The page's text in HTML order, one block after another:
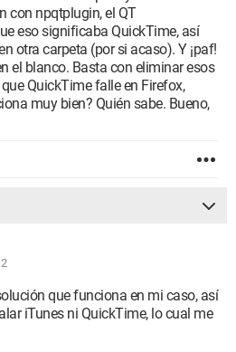
con npqtplugin, el QT
eso significaba QuickTime, así
otra carpeta (por si acaso). Y ¡paf!
el blanco. Basta con eliminar esos
QuickTime falle en Firefox,
muy bien? Quién sabe. Bueno,
que funciona en mi caso, así
iTunes ni QuickTime, lo cual me